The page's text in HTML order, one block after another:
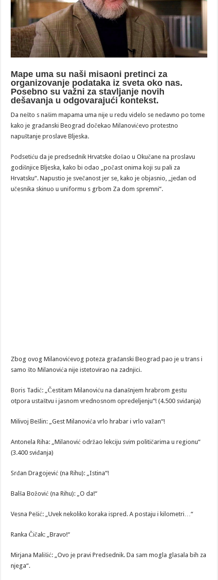
Mape uma su naši misaoni pretinci za
organizovanje podataka iz sveta oko nas.
Posebno su važni za stavljanje novih
dešavanja u odgovarajući kontekst.
Da nešto s našim mapama uma nije u redu videlo se nedavno po tome
kako je građanski Beograd dočekao Milanovićevo protestno
napuštanje proslave Bljeska.
Podsetiću da je predsednik Hrvatske došao u Okučane na proslavu
godišnjice Bljeska, kako bi odao „počast onima koji su pali za
Hrvatsku“. Napustio je svečanost jer se, kako je objasnio, „jedan od
učesnika skinuo u uniformu s grbom Za dom spremni“.
Zbog ovog Milanovićevog poteza građanski Beograd pao je u trans i
samo što Milanovića nije istetovirao na zadnjici.
Boris Tadić: „Čestitam Milanoviću na današnjem hrabrom gestu
otpora ustaštvu i jasnom vrednosnom opredeljenju“! (4.500 sviđanja)
Milivoj Bešlin: „Gest Milanovića vrlo hrabar i vrlo važan“!
Antonela Riha: „Milanović održao lekciju svim političarima u regionu“
(3.400 sviđanja)
Srđan Dragojević (na Rihu): „Istina“!
Balša Božović (na Rihu): „O da!“
Vesna Pešić: „Uvek nekoliko koraka ispred. A postaju i kilometri…“
Ranka Čičak: „Bravo!“
Mirjana Mališić: „Ovo je pravi Predsednik. Da sam mogla glasala bih za
njega“.